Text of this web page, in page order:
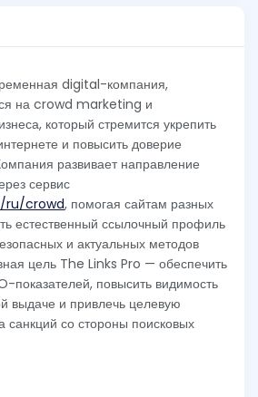
digital-компания,
на crowd marketing и
который стремится укрепить
и повысить доверие
развивает направление
сервис
ru/crowd, помогая сайтам разных
естественный ссылочный профиль
и актуальных методов
цель The Links Pro — обеспечить
показателей, повысить видимость
выдаче и привлечь целевую
санкций со стороны поисковых